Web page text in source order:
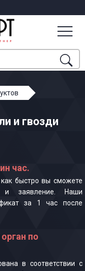
и гвозди
час.
быстро вы сможете
и заявление. Наши
за 1 час после
по
в соответствии с